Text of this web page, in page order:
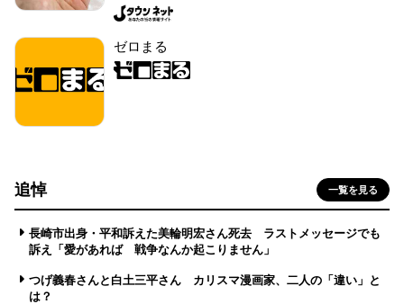
ゼロまる
追悼 一覧を見る
長崎市出身・平和訴えた美輪明宏さん死去 ラストメッセージでも
訴え「愛があれば 戦争なんか起こりません」
つげ義春さんと白土三平さん カリスマ漫画家、二人の「違い」と
は？